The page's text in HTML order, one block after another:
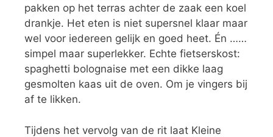
pakken op het terras achter de zaak een koel
drankje. Het eten is niet supersnel klaar maar
wel voor iedereen gelijk en goed heet. Én ……
simpel maar superlekker. Echte fietserskost:
spaghetti bolognaise met een dikke laag
gesmolten kaas uit de oven. Om je vingers bij
af te likken.
Tijdens het vervolg van de rit laat Kleine